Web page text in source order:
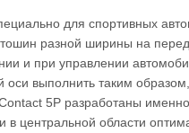
для спортивных
разной ширины на
и при управлении
выполнить таким
5P разработаны именно
центральной области